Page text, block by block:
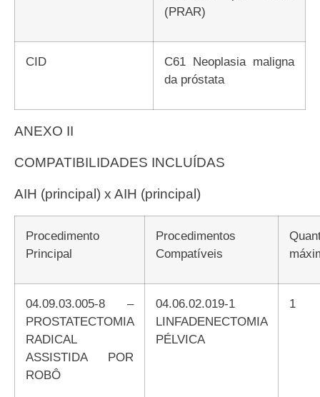
(PRAR)
CID
C61 Neoplasia maligna
da próstata
ANEXO II
COMPATIBILIDADES INCLUÍDAS
AIH (principal) x AIH (principal)
Procedimento
Principal
Procedimentos
Compatíveis
Quantidade
04.09.03.005-8 –
PROSTATECTOMIA
RADICAL
ASSISTIDA POR
ROBÔ
04.06.02.019-1
LINFADENECTOMIA
PÉLVICA
1